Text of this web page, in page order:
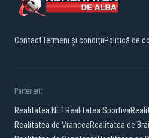
ContactTermeni și condițiiPolitică de
Parteneri:
Realitatea.NETRealitatea Sportiva
Realitatea de VranceaRealitatea de